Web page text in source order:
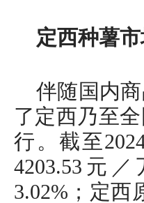
定西种薯
伴随国内
了定西乃至
行。截至
4203.53元
3.02%；定西